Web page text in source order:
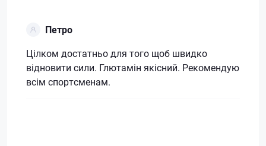
Петро
Цілком достатньо для того щоб швидко
відновити сили. Глютамін якісний. Рекомендую
всім спортсменам.